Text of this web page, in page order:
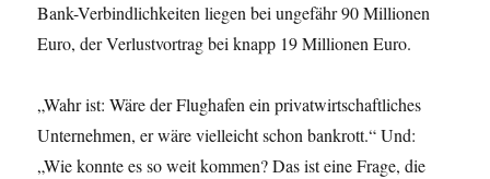
Bank-Verbindlichkeiten liegen bei ungefähr 90 Millionen
Euro, der Verlustvortrag bei knapp 19 Millionen Euro.
„Wahr ist: Wäre der Flughafen ein privatwirtschaftliches
Unternehmen, er wäre vielleicht schon bankrott.“ Und:
„Wie konnte es so weit kommen? Das ist eine Frage, die